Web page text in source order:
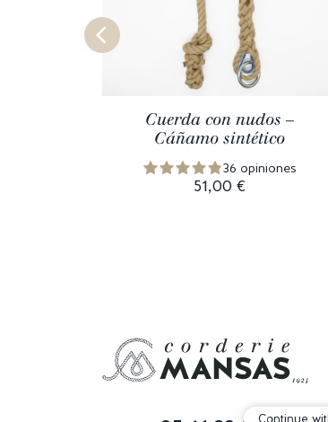
Cuerda con nudos –
Cáñamo sintético
36 opiniones
51,00 €
Continue